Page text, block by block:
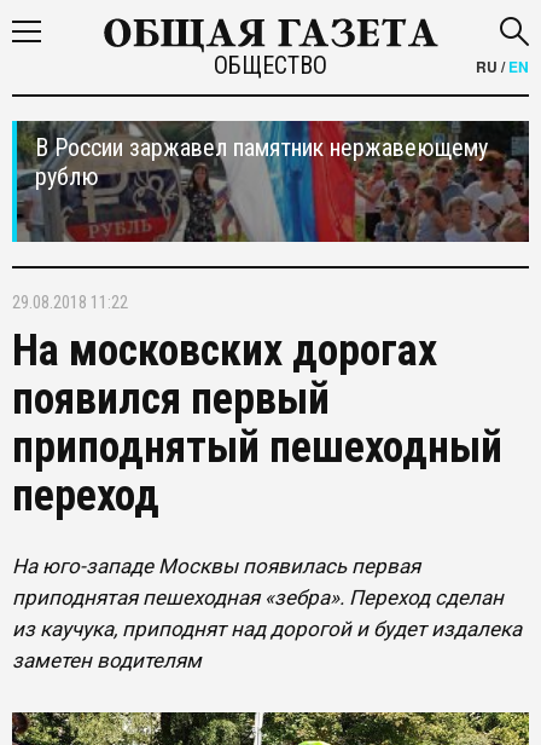
ОБЩЕСТВО RU /EN
В России заржавел памятник нержавеющему
рублю
29.08.2018 11:22
На московских дорогах
появился первый
приподнятый пешеходный
переход
​На юго-западе Москвы появилась первая
приподнятая пешеходная «зебра». Переход сделан
из каучука, приподнят над дорогой и будет издалека
заметен водителям